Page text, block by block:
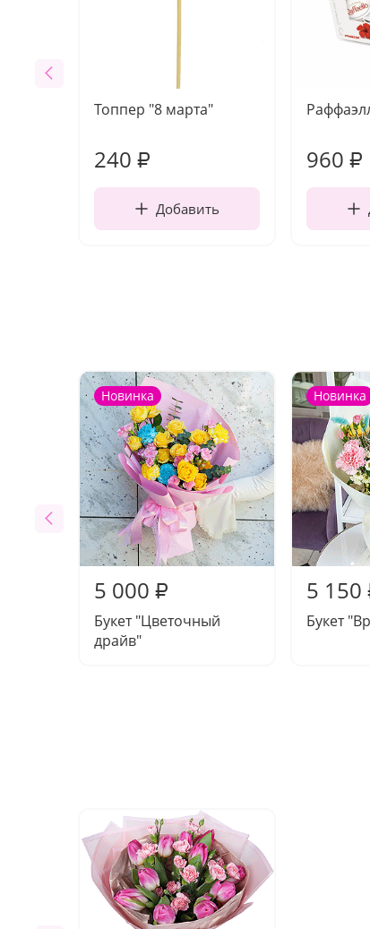
Топпер "8 марта"
240 ₽
Добавить
960 ₽
Новинка
5 000 ₽
Букет "Цветочный
драйв"
Новинка
5 150
Букет